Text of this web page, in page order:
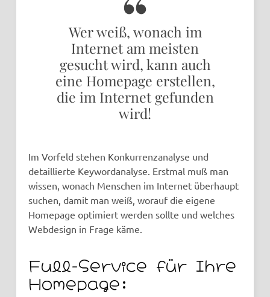
Wer weiß, wonach im
Internet am meisten
gesucht wird, kann auch
eine Homepage erstellen,
die im Internet gefunden
wird!
Im Vorfeld stehen Konkurrenzanalyse und
detaillierte Keywordanalyse. Erstmal muß man
wissen, wonach Menschen im Internet überhaupt
suchen, damit man weiß, worauf die eigene
Homepage optimiert werden sollte und welches
Webdesign in Frage käme.
Full-Service für Ihre
Homepage: